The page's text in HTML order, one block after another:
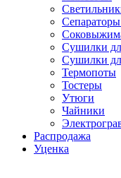
Сушилки
Сушилки
Термопоты
Тостеры
Утюги
Чайники
Распродажа
Уценка